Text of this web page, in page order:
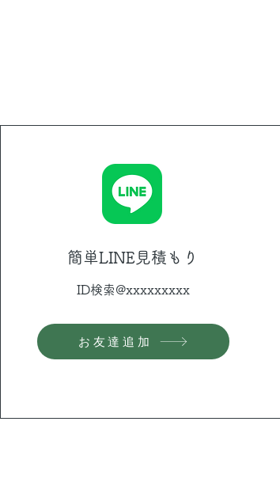
簡単​LINE見積もり
ID検索@xxxxxxxxx
お友達追加